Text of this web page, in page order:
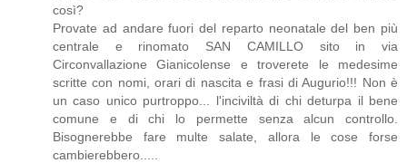
così?
Provate ad andare fuori del reparto neonatale del ben più
centrale e rinomato SAN CAMILLO sito in via
Circonvallazione Gianicolense e troverete le medesime
scritte con nomi, orari di nascita e frasi di Augurio!!! Non è
un caso unico purtroppo... l'inciviltà di chi deturpa il bene
comune e di chi lo permette senza alcun controllo.
Bisognerebbe fare multe salate, allora le cose forse
cambierebbero.....